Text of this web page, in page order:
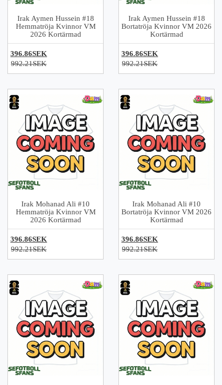
Irak Aymen Hussein #18
Hemmatröja Kvinnor VM
2026 Kortärmad
396.86SEK
992.21SEK
Irak Aymen Hussein #18
Bortatröja Kvinnor VM 2026
Kortärmad
396.86SEK
992.21SEK
Irak Mohanad Ali #10
Hemmatröja Kvinnor VM
2026 Kortärmad
396.86SEK
992.21SEK
Irak Mohanad Ali #10
Bortatröja Kvinnor VM 2026
Kortärmad
396.86SEK
992.21SEK